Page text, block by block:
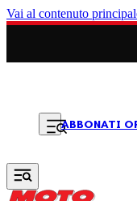
Vai al contenuto
ABBONATI